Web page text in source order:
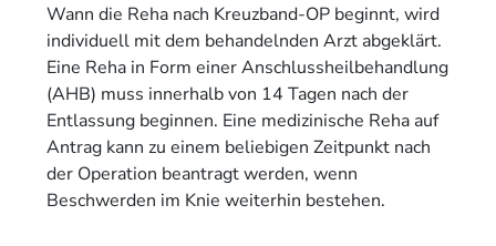
Wann die Reha nach Kreuzband-OP beginnt, wird
individuell mit dem behandelnden Arzt abgeklärt.
Eine Reha in Form einer Anschlussheilbehandlung
(AHB) muss innerhalb von 14 Tagen nach der
Entlassung beginnen. Eine medizinische Reha auf
Antrag kann zu einem beliebigen Zeitpunkt nach
der Operation beantragt werden, wenn
Beschwerden im Knie weiterhin bestehen.